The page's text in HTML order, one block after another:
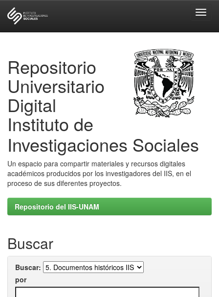
Repositorio
Universitario
Digital
Instituto de
Investigaciones Sociales
Un espacio para compartir materiales y recursos digitales
académicos producidos por los investigadores del IIS, en el
proceso de sus diferentes proyectos.
Repositorio del IIS-UNAM
Buscar
Buscar:
por